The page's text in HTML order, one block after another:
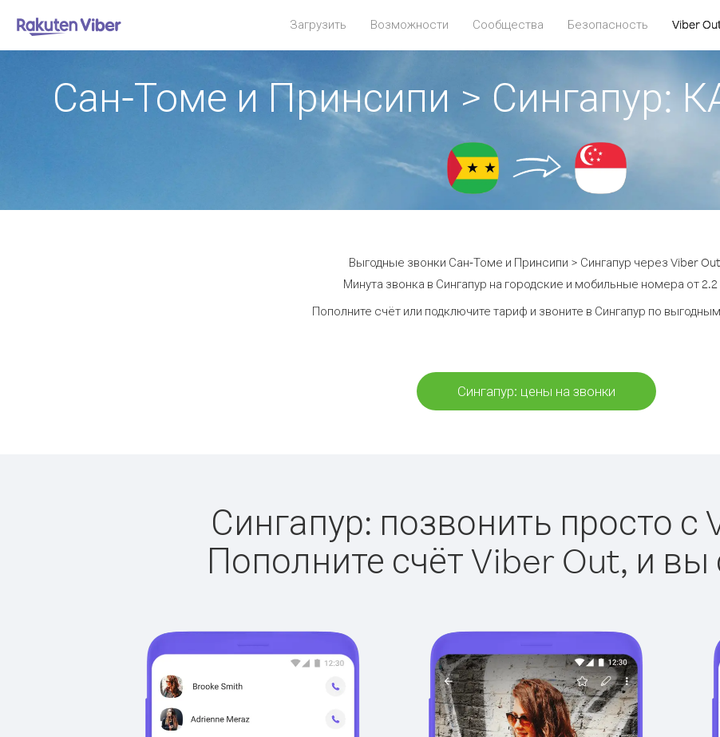
Загрузить Возможности Сообщества Безопасность Viber
Сан-Томе и Принсипи > Сингапур:
Выгодные звонки Сан-Томе и Принсипи > Сингапур через Viber
Минута звонка в Сингапур на городские и мобильные номера от 2.2
Пополните счёт или подключите тариф и звоните в Сингапур по
Сингапур: цены на звонки
Сингапур: позвонить просто с
Пополните счёт Viber Out, и